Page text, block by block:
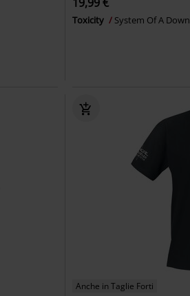
Toxicity System Of A Down
Anche in Taglie Forti